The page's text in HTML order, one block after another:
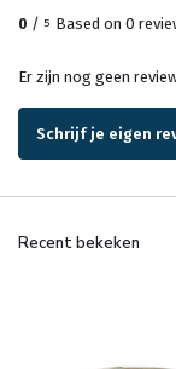
0 / 5 Based on 0
Er zijn nog geen
Schrijf je eigen
Recent bekeken